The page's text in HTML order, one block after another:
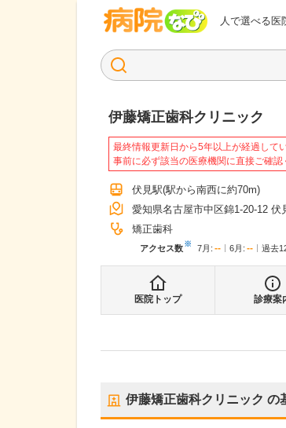
人で選べる医
病院なび
伊藤矯正歯科クリニック
最終情報更新日から5年以上が経過してい
事前に必ず該当の医療機関に直接ご確認
伏見駅(駅から南西に約70m)
愛知県名古屋市中区錦1-20-12 伏
矯正歯科
アクセス数※ 7月 : -- 6月 : -- 過去
医院トップ 診療案
伊藤矯正歯科クリニック の